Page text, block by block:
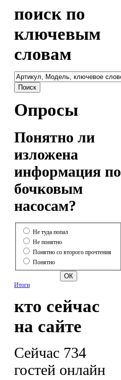
поиск по
ключевым
словам
Опросы
Понятно ли
изложена
информация по
бочковым
насосам?
Не туда попал
Не понятно
Понятно со второго прочтения
Понятно
Итоги
кто сейчас
на сайте
Сейчас 734
гостей онлайн